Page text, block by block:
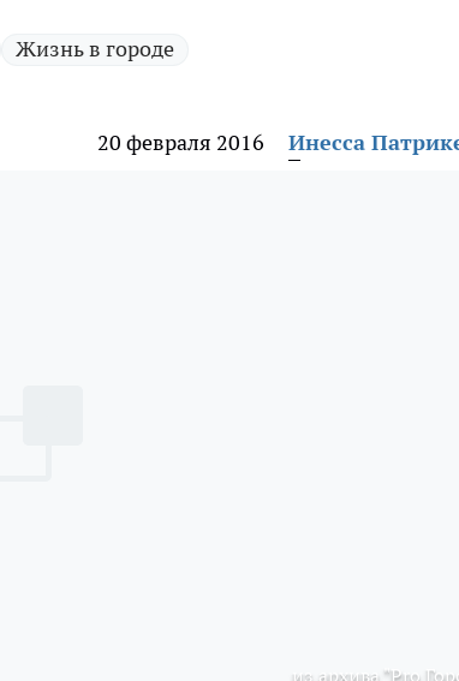
Жизнь в городе
20 февраля 2016 Инесса
из архива "Pro